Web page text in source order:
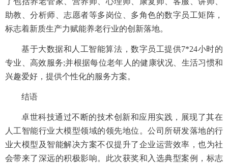
助教、分析师、志愿者等多岗位、多角色的数字员工矩阵，
标志着新质生产力赋能养老行业的创新落地。
基于大数据和人工智能算法，数字员工提供7*24小时的
专业、高效服务;并根据每位老年人的健康状况、生活习惯和
兴趣爱好，提供个性化的服务方案。
结语
卓世科技通过不断的技术创新和应用实践，展现了其在
人工智能行业大模型领域的领先地位。公司所研发落地的行
业大模型及智能解决方案不仅提升了企业运营效率，也为社
会带来了深远的积极影响。此次获奖和入选典型案例，标志